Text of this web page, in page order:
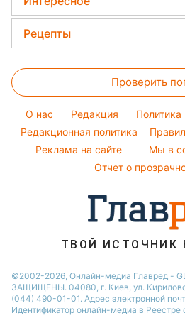
Новости Запорожья
Новости Житомира
Новости Одессы
Новости моды
Советы от Андре Тана
Окрашивание волос
Елена Зеленская
Ани Лорак
Максим Галкин
Настя Каменских
Виталий Козловский
София Ротару
Ольга Сумская
Головоломки
Тесты по картинке
Оптические иллюзии
Народные приметы
Все о шоу-бизнесе
Рецепты
Простые блюда
Легкие десерты
Напитки
Праздничное меню
Проверить
O нас Редакция
Редакционная политика
Реклама на сайте
Мы в
Отчет о
ТВОЙ ИСТОЧНИК
©2002-2026, Онлайн-медиа Главред -
ЗАЩИЩЕНЫ. 04080, г. Киев, ул.
(044) 490-01-01. Адрес электронной
Идентификатор онлайн-медиа в